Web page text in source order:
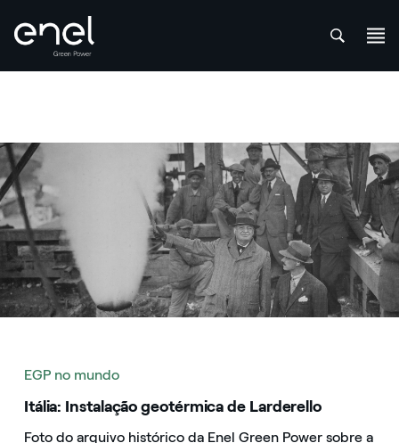
EGP no mundo
Itália: Instalação geotérmica de Larderello
Foto do arquivo histórico da Enel Green Power sobre a